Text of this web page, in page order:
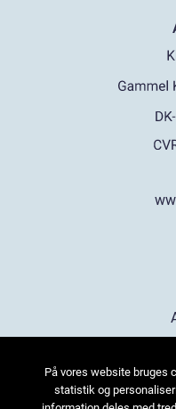
På vores website bruges
statistik og